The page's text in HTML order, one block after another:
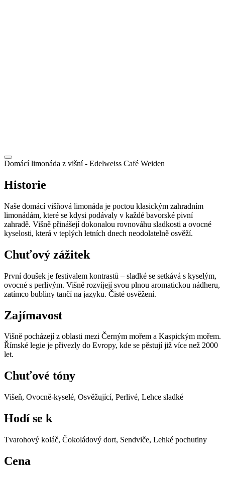
Domácí limonáda z višní- Edelweiss Café Weiden
Historie
Naše domácí višňová limonáda je poctou klasickým zahradním
limonádám, které se kdysi podávaly v každé bavorské pivní
zahradě. Višně přinášejí dokonalou rovnováhu sladkosti a ovocné
kyselosti, která v teplých letních dnech neodolatelně osvěží.
Chuťový zážitek
První doušek je festivalem kontrastů – sladké se setkává s kyselým,
ovocné s perlivým. Višně rozvíjejí svou plnou aromatickou nádheru,
zatímco bubliny tančí na jazyku. Čisté osvěžení.
Zajímavost
Višně pocházejí z oblasti mezi Černým mořem a Kaspickým mořem.
Římské legie je přivezly do Evropy, kde se pěstují již více než 2000
let.
Chuťové tóny
Višeň, Ovocně-kyselé, Osvěžující, Perlivé, Lehce sladké
Hodí se k
Tvarohový koláč, Čokoládový dort, Sendviče, Lehké pochutiny
Cena